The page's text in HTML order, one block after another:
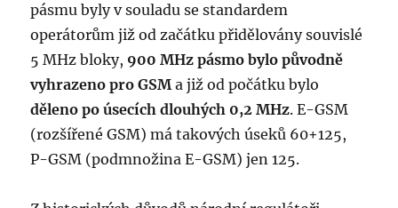
pásmu byly v souladu se standardem
operátorům již od začátku přidělovány souvislé
5 MHz bloky, 900 MHz pásmo bylo původně
vyhrazeno pro GSMa již od počátku bylo
děleno po úsecích dlouhých 0,2 MHz. E-GSM
(rozšířené GSM) má takových úseků 60+125,
P-GSM (podmnožina E-GSM) jen 125.